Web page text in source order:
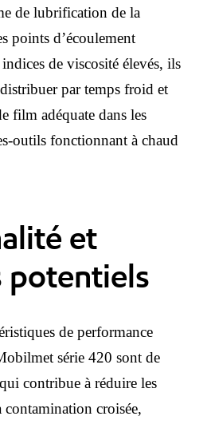
de lubrification de la
points d’écoulement
de viscosité élevés, ils
par temps froid et
film adéquate dans les
outils fonctionnant à chaud
et
potentiels
de performance
série 420 sont de
contribue à réduire les
contamination croisée,